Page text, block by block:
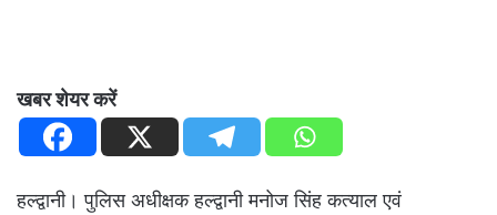
खबर शेयर करें
हल्द्वानी। पुलिस अधीक्षक हल्द्वानी मनोज सिंह कत्याल एवं